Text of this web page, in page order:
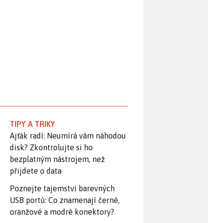
TIPY A TRIKY
Ajťák radí: Neumírá vám náhodou
disk? Zkontrolujte si ho
bezplatným nástrojem, než
přijdete o data
Poznejte tajemství barevných
USB portů: Co znamenají černé,
oranžové a modré konektory?